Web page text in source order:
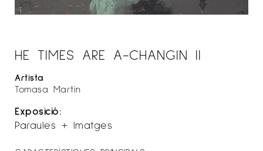
HE TIMES ARE A-CHANGIN II
Artista
Tomasa Martín
Exposició:
Paraules + Imatges